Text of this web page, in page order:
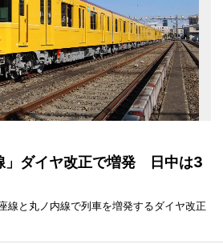
」ダイヤ改正で増発 日中は3
線と丸ノ内線で列車を増発するダイヤ改正